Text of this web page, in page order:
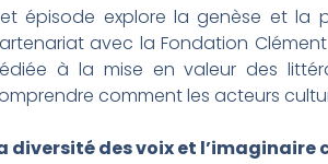
épisode explore la genèse et la
avec la Fondation
à la mise en valeur des
comment les acteurs
diversité des voix et l’imaginaire